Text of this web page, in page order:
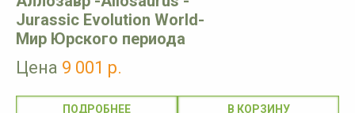
Jurassic Evolution World-
Мир Юрского периода
Цена 9 001 р.
ПОДРОБНЕЕ